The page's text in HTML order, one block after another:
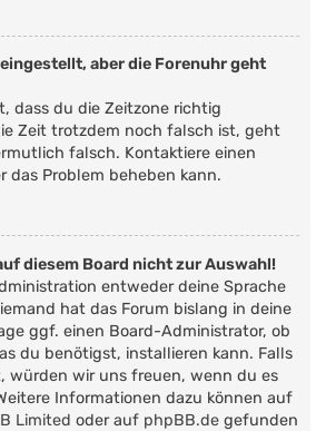
aber die Forenuhr geht
dass du die Zeitzone richtig
Zeit trotzdem noch falsch ist, geht
falsch. Kontaktiere einen
das Problem beheben kann.
diesem Board nicht zur Auswahl!
entweder deine Sprache
hat das Forum bislang in deine
ggf. einen Board-Administrator, ob
du benötigst, installieren kann. Falls
würden wir uns freuen, wenn du es
Informationen dazu können auf
Limited oder auf phpBB.de gefunden